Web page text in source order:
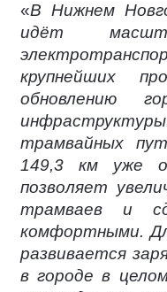
«В Нижнем
идёт
крупнейших
обновлению
трамвайных
149,3 км уже
позволяет
трамваев и
комфортными.
развивается
в городе в